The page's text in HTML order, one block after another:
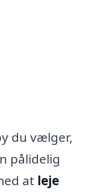
du vælger,
pålidelig
at leje